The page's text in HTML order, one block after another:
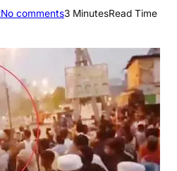
No commentso
रा
व
मी
औ
र
ह
3 MinutesRead Time